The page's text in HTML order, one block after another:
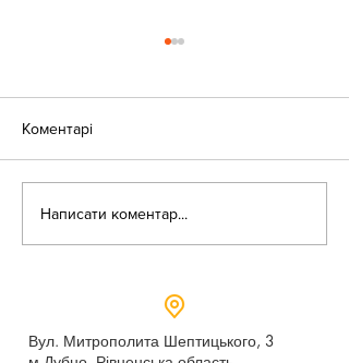
Коментарі
Написати коментар...
Вул. Митрополита Шептицького, 3